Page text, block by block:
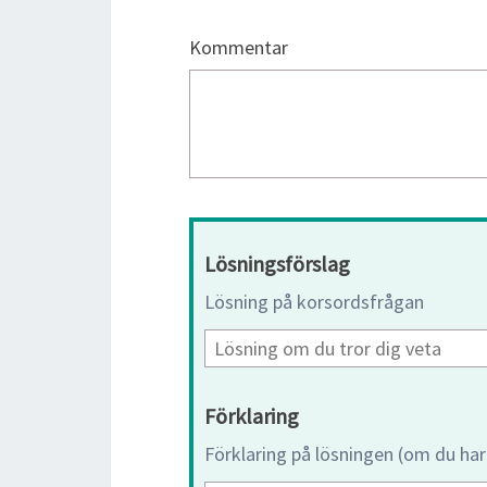
Kommentar
Lösningsförslag
Lösning på korsordsfrågan
Förklaring
Förklaring på lösningen (om du